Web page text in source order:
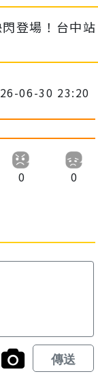
登場！台中站
06-30 23:20
0 0